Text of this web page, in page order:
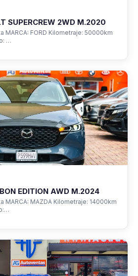
SUPERCREW 2WD M.2020
MARCA: FORD Kilometraje: 50000km
…
EDITION AWD M.2024
MARCA: MAZDA Kilometraje: 14000km